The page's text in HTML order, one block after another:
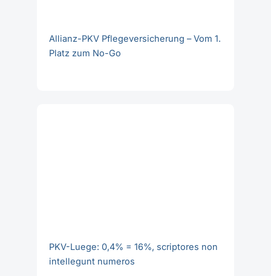
Allianz-PKV Pflegeversicherung – Vom 1.
Platz zum No-Go
PKV-Luege: 0,4% = 16%, scriptores non
intellegunt numeros